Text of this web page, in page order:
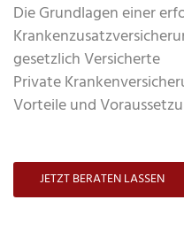
Die Grundlagen einer
gesetzlich Versicherte
Private
Vorteile und
JETZT BERATEN LASSEN